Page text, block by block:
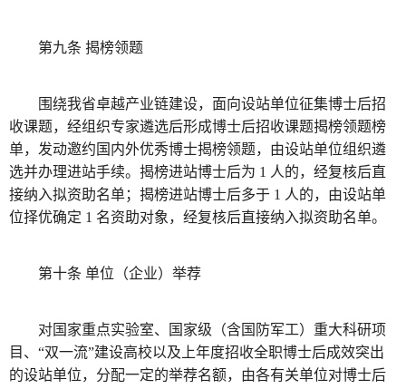
第九条 揭榜领题
围绕我省卓越产业链建设，面向设站单位征集博士后招
收课题，经组织专家遴选后形成博士后招收课题揭榜领题榜
单，发动邀约国内外优秀博士揭榜领题，由设站单位组织遴
选并办理进站手续。揭榜进站博士后为 1 人的，经复核后直
接纳入拟资助名单；揭榜进站博士后多于 1 人的，由设站单
位择优确定 1 名资助对象，经复核后直接纳入拟资助名单。
第十条 单位（企业）举荐
对国家重点实验室、国家级（含国防军工）重大科研项
目、“双一流”建设高校以及上年度招收全职博士后成效突出
的设站单位，分配一定的举荐名额，由各有关单位对博士后